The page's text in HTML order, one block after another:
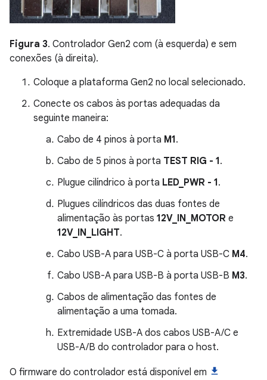
Figura 3. Controlador Gen2 com (à esquerda) e sem
conexões (à direita).
Coloque a plataforma Gen2 no local selecionado.
Conecte os cabos às portas adequadas da
seguinte maneira:
Cabo de 4 pinos à porta M1.
Cabo de 5 pinos à porta TEST RIG - 1.
Plugue cilíndrico à porta LED_PWR - 1.
Plugues cilíndricos das duas fontes de
alimentação às portas 12V_IN_MOTOR e
12V_IN_LIGHT.
Cabo USB-A para USB-C à porta USB-C M4.
Cabo USB-A para USB-B à porta USB-B M3.
Cabos de alimentação das fontes de
alimentação a uma tomada.
Extremidade USB-A dos cabos USB-A/C e
USB-A/B do controlador para o host.
O firmware do controlador está disponível em